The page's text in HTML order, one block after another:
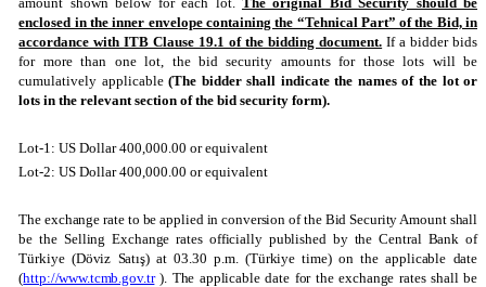
enclosed in the inner envelope containing the “Tehnical Part” of the Bid, in
accordance with ITB Clause 19.1 of the bidding document. If a bidder bids
for more than one lot, the bid security amounts for those lots will be
cumulatively applicable(The bidder shall indicate the names of the lot or
lots in the relevant section of the bid security form).
Lot-1: US Dollar 400,000.00 or equivalent
Lot-2: US Dollar 400,000.00 or equivalent
The exchange rate to be applied in conversion of the Bid Security Amount shall
be the Selling Exchange rates officially published by the Central Bank of
Türkiye (Döviz Satış) at 03.30 p.m. (Türkiye time) on the applicable date
(http://www.tcmb.gov.tr). The applicable date for the exchange ratesshall be